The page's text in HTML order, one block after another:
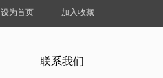
设为首页 加入收藏
联系我们